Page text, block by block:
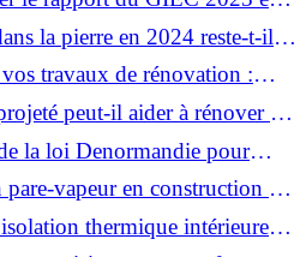
la pierre en 2024 reste-t-il
travaux de rénovation :
pratiques ?
peut-il aider à rénover et
la loi Denormandie pour
et défiscaliser ?
vapeur en construction et
à éviter?
thermique intérieure